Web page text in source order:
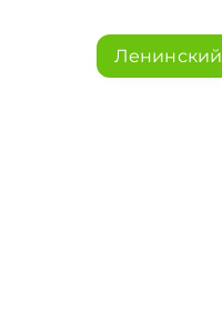
Ленинский